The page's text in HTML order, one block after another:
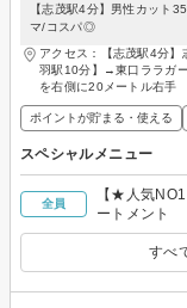
【志茂駅4分】男性カッ
マ/コスパ◎
アクセス：【志茂駅4分
羽駅10分】→東口ララガ
を右側に20メートル右手
ポイントが貯まる・使える
スペシャルメニュー
全員
【★人気
ートメント
すべ